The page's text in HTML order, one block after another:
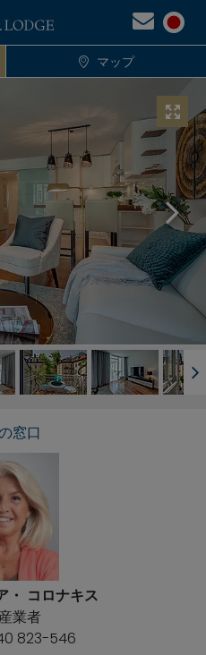
マップ
窓口
・ コロナキス
業者
823-546